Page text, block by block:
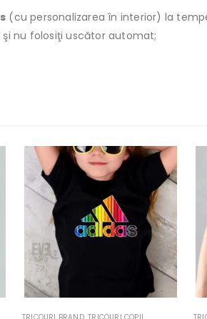
(cu personalizarea în interior) la
nu folosiţi uscător automat;